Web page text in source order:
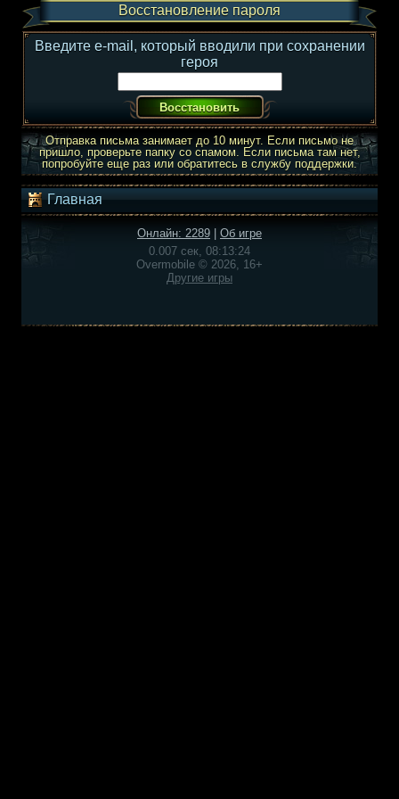
Восстановление пароля
Введите e-mail, который вводили при сохранении
героя
Отправка письма занимает до 10 минут. Если письмо не
пришло, проверьте папку со спамом. Если письма там нет,
попробуйте еще раз или обратитесь в службу поддержки.
Главная
Онлайн: 2289
Об игре
0.007 сек, 08:13:24
Overmobile © 2026, 16+
Другие игры